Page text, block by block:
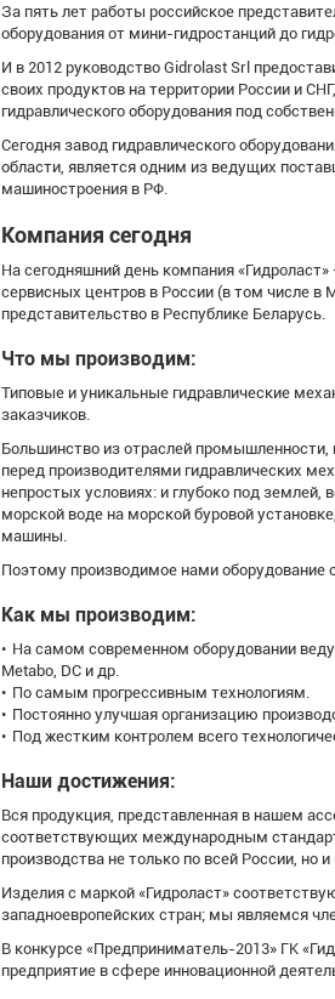
За пять лет работы российское
оборудования от мини-гидростанций до
И в 2012 руководство Gidrolast Srl
своих продуктов на территории России и
гидравлического оборудования под
Сегодня завод гидравлического
области, является одним из ведущих
машиностроения в РФ.
Компания сегодня
На сегодняшний день компания
сервисных центров в России (в том числе
представительство в Республике Беларусь.
Что мы производим:
Типовые и уникальные гидравлические
заказчиков.
Большинство из отраслей
перед производителями гидравлических
непростых условиях: и глубоко под
морской воде на морской буровой
машины.
Поэтому производимое нами оборудование
Как мы производим:
На самом современном оборудовании
Metabo, DC и др.
По самым прогрессивным технологиям.
Постоянно улучшая организацию
Под жестким контролем всего
Наши достижения:
Вся продукция, представленная в нашем
соответствующих международным
производства не только по всей России, но
Изделия с маркой «Гидроласт»
западноевропейских стран; мы являемся
В конкурсе «Предприниматель-2013» ГК
предприятие в сфере инновационной